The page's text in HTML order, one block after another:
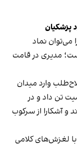
پزشکیان
نماد
مدیری در قامت
وارد میدان
تن داد و در
و آشکارا از سرکوب
لغزش‌های کلامی